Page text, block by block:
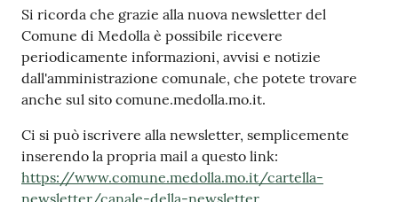
Si ricorda che grazie alla nuova newsletter del
Comune di Medolla è possibile ricevere
periodicamente informazioni, avvisi e notizie
dall'amministrazione comunale, che potete trovare
anche sul sito comune.medolla.mo.it.
Ci si può iscrivere alla newsletter, semplicemente
inserendo la propria mail a questo link:
https://www.comune.medolla.mo.it/cartella-